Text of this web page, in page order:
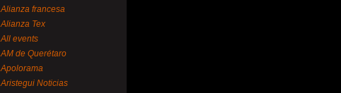
Alianza francesa
Alianza Tex
All events
AM de Querétaro
Apolorama
Aristegui Noticias